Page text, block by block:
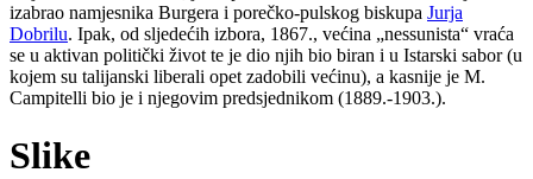
izabrao namjesnika Burgera i porečko-pulskog biskupa Jurja
Dobrilu. Ipak, od sljedećih izbora, 1867., većina „nessunista“ vraća
se u aktivan politički život te je dio njih bio biran i u Istarski sabor (u
kojem su talijanski liberali opet zadobili većinu), a kasnije je M.
Campitelli bio je i njegovim predsjednikom (1889.-1903.).
Slike